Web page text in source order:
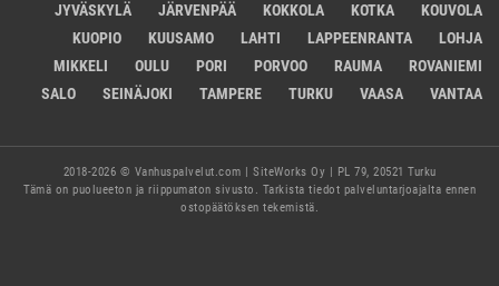
JYVÄSKYLÄ
JÄRVENPÄÄ KOKKOLA KOTKA
KOUVOLA
KUOPIO
KUUSAMO LAHTI LAPPEENRANTA
LOHJA
MIKKELI
OULU PORI PORVOO RAUMA
ROVANIEMI
SALO
SEINÄJOKI TAMPERE TURKU VAASA VANTAA
2018-2026 © Vanhuspalvelut.com | SiteWorks Oy | PL 79, 20521 Turku
Tämä on puolueeton ja riippumaton sivusto. Tarkista tiedot palveluntarjoajalta ennen
ostopäätöksen tekemistä.